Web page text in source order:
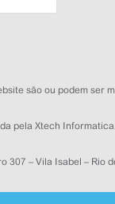
são ou podem
pela Xtech
307 – Vila Isabel – Rio